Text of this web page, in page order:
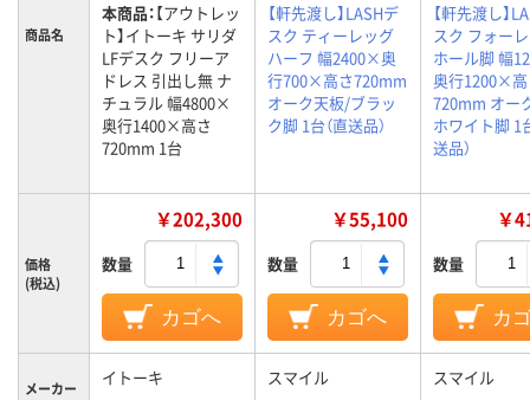
商品名
本商品：【アウトレッ
ト】イトーキ サリダ
LFデスク フリーア
ドレス 引出し無 ナ
チュラル 幅4800×
奥行1400×高さ
720mm 1台
【軒先渡し】LASHデ
スク ティーレッグ
ハーフ 幅2400×奥
行700×高さ720mm
オーク天板/ブラッ
ク脚 1台（直送品）
【軒先渡し】
スク フォー
ホール脚 幅
奥行1200×
720mm オー
ホワイト脚 1
送品）
価格
(税込)
￥202,300
数量
カゴへ
￥55,100
数量
カゴへ
￥
数量
カ
メーカー イトーキ スマイル スマイル